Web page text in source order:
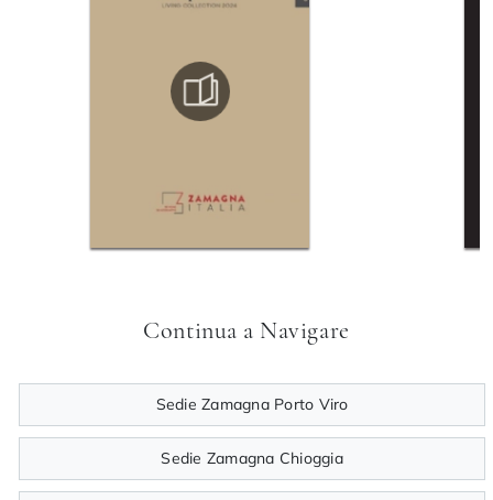
Continua a Navigare
Sedie Zamagna Porto Viro
Sedie Zamagna Chioggia